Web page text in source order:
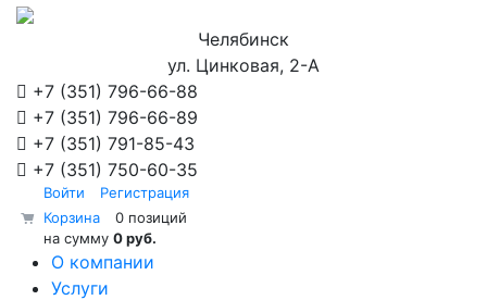
Челябинск
ул. Цинковая, 2-А
+7 (351) 796-66-88
+7 (351) 796-66-89
+7 (351) 791-85-43
+7 (351) 750-60-35
Войти
Регистрация
Корзина
0 позиций
на сумму 0 руб.
О компании
Услуги